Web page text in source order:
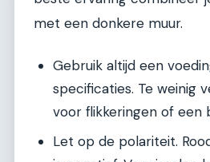
met een donkere muur.
Gebruik altijd een
specificaties. Te weinig
voor flikkeringen of een
Let op de polariteit.